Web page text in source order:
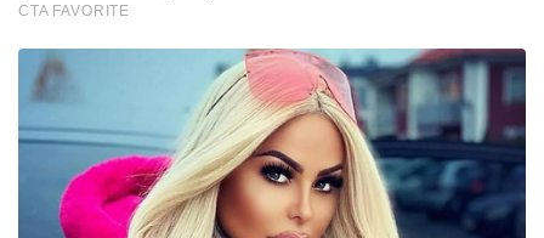
CTA FAVORITE